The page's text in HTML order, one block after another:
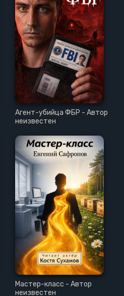
Агент-убийца ФБР - Автор
неизвестен
Мастер-класс - Автор
неизвестен